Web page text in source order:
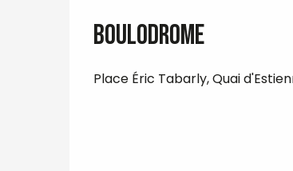
Boulodrome
Place Éric Tabarly, Quai